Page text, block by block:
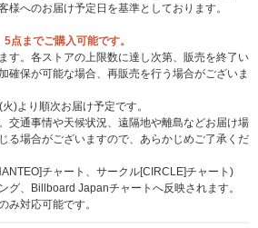
ントリーカード
セット1点につき2枚差し上げます。
カード」は商品と同梱してお送りいたします。
募詳細につきましては後日発表いたします。
り次第、予告なく終了になります。
へのお届け予定日を基準としております。
点までご購入可能です。
す。各ストアの上限数に達し次第、販売を終了い
確保が可能な場合、再販売を行う場合がございま
)より順次お届け予定です。
交通事情や天候状況、遠隔地や離島などお届け場
る場合がございますので、あらかじめご了承くだ
チャート、サークル[CIRCLE]チャート)
グ、Billboard Japanチャートへ反映されます。
対応可能です。